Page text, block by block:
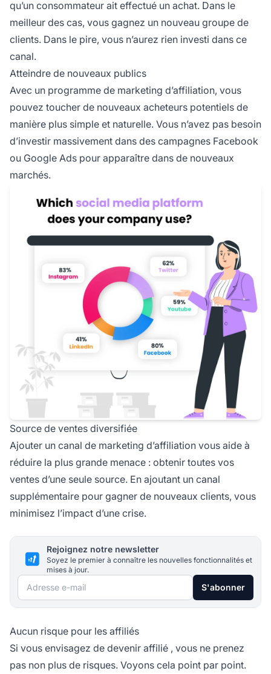
qu’un consommateur ait effectué un achat. Dans le
meilleur des cas, vous gagnez un nouveau groupe de
clients. Dans le pire, vous n’aurez rien investi dans ce
canal.
Atteindre de nouveaux publics
Avec un programme de marketing d’affiliation, vous
pouvez toucher de nouveaux acheteurs potentiels de
manière plus simple et naturelle. Vous n’avez pas besoin
d’investir massivement dans des campagnes Facebook
ou Google Ads pour apparaître dans de nouveaux
marchés.
Source de ventes diversifiée
Ajouter un canal de marketing d’affiliation vous aide à
réduire la plus grande menace : obtenir toutes vos
ventes d’une seule source. En ajoutant un canal
supplémentaire pour gagner de nouveaux clients, vous
minimisez l’impact d’une crise.
Rejoignez notre newsletter
Soyez le premier à connaître les nouvelles fonctionnalités et
mises à jour.
Adresse e-mail S'abonner
Aucun risque pour les affiliés
Si vous envisagez de devenir affilié , vous ne prenez
pas non plus de risques. Voyons cela point par point.